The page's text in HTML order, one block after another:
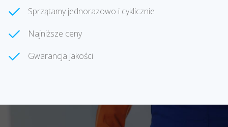
Sprzątamy jednorazowo i cyklicznie
Najniższe ceny
Gwarancja jakości